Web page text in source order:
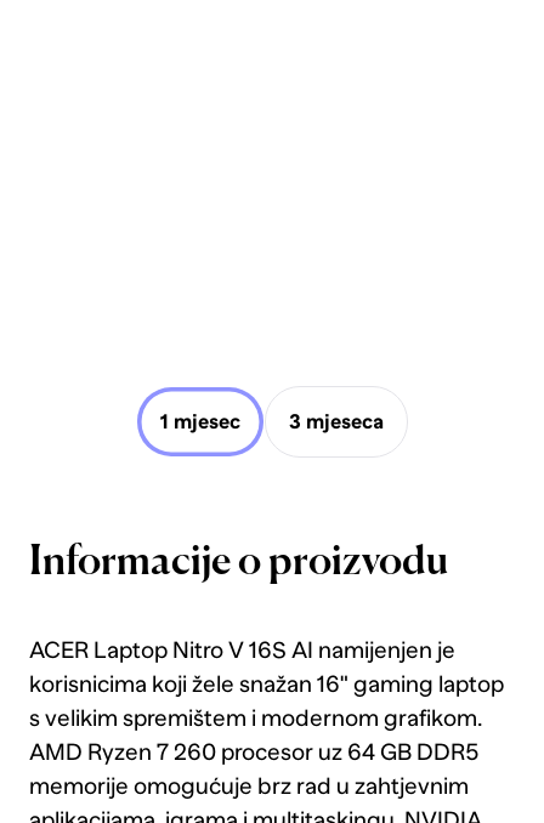
1 mjesec 3 mjeseca
Informacije o proizvodu
ACER Laptop Nitro V 16S AI namijenjen je
korisnicima koji žele snažan 16" gaming laptop
s velikim spremištem i modernom grafikom.
AMD Ryzen 7 260 procesor uz 64 GB DDR5
memorije omogućuje brz rad u zahtjevnim